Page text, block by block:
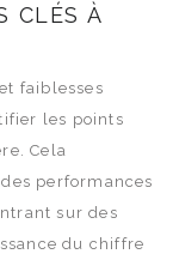
CLÉS À
faiblesses
les points
Cela
performances
sur des
du chiffre